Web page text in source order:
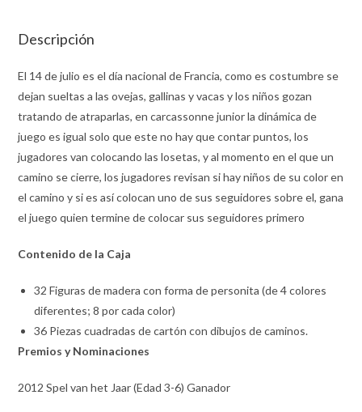
Descripción
El 14 de julio es el día nacional de Francia, como es costumbre se
dejan sueltas a las ovejas, gallinas y vacas y los niños gozan
tratando de atraparlas, en carcassonne junior la dinámica de
juego es igual solo que este no hay que contar puntos, los
jugadores van colocando las losetas, y al momento en el que un
camino se cierre, los jugadores revisan si hay niños de su color en
el camino y si es así colocan uno de sus seguidores sobre el, gana
el juego quien termine de colocar sus seguidores primero
Contenido de la Caja
32 Figuras de madera con forma de personita (de 4 colores
diferentes; 8 por cada color)
36 Piezas cuadradas de cartón con dibujos de caminos.
Premios y Nominaciones
2012 Spel van het Jaar (Edad 3-6) Ganador